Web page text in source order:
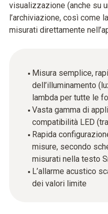
visualizzazione (anche su
l’archiviazione, così come
misurati direttamente
Misura semplice,
dell’illuminamento
lambda per tutte le
Vasta gamma di
compatibilità LED
Rapida
misure, secondo
misurati nella testo
L’allarme acustico
dei valori limite